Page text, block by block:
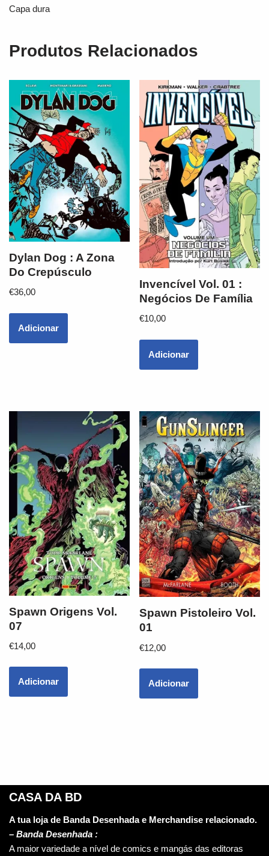
Capa dura
Produtos Relacionados
Dylan Dog : A Zona
Do Crepúsculo
€36,00
Adicionar
Invencível Vol. 01 :
Negócios De Família
€10,00
Adicionar
Spawn Origens Vol.
07
€14,00
Adicionar
Spawn Pistoleiro Vol.
01
€12,00
Adicionar
CASA DA BD
A tua loja de Banda Desenhada e Merchandise relacionado.
– Banda Desenhada :
A maior variedade a nível de comics e mangás das editoras